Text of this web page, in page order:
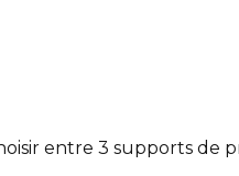
entre 3 supports de